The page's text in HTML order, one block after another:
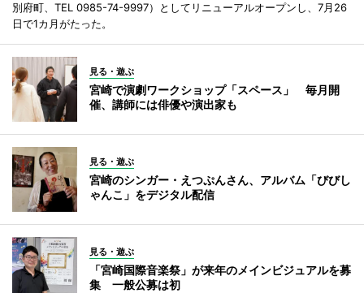
別府町、TEL 0985-74-9997）としてリニューアルオープンし、7月26
日で1カ月がたった。
見る・遊ぶ
宮崎で演劇ワークショップ「スペース」 毎月開
催、講師には俳優や演出家も
見る・遊ぶ
宮崎のシンガー・えつぷんさん、アルバム「びびし
ゃんこ」をデジタル配信
見る・遊ぶ
「宮崎国際音楽祭」が来年のメインビジュアルを募
集 一般公募は初